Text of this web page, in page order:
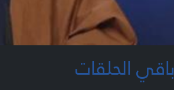
باقي الحلقات